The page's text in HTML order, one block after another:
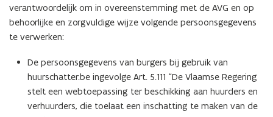
verantwoordelijk om in overeenstemming met de AVG en op
behoorlijke en zorgvuldige wijze volgende persoonsgegevens
te verwerken:
De persoonsgegevens van burgers bij gebruik van
huurschatter.be ingevolge Art. 5.111 “De Vlaamse Regering
stelt een webtoepassing ter beschikking aan huurders en
verhuurders, die toelaat een inschatting te maken van de